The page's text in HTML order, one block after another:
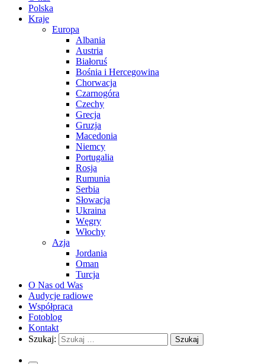
Polska
Kraje
Europa
Albania
Austria
Białoruś
Bośnia i Hercegowina
Chorwacja
Czarnogóra
Czechy
Grecja
Gruzja
Macedonia
Niemcy
Portugalia
Rosja
Rumunia
Serbia
Słowacja
Ukraina
Węgry
Włochy
Azja
Jordania
Oman
Turcja
O Nas od Was
Audycje radiowe
Współpraca
Fotoblog
Kontakt
Szukaj: